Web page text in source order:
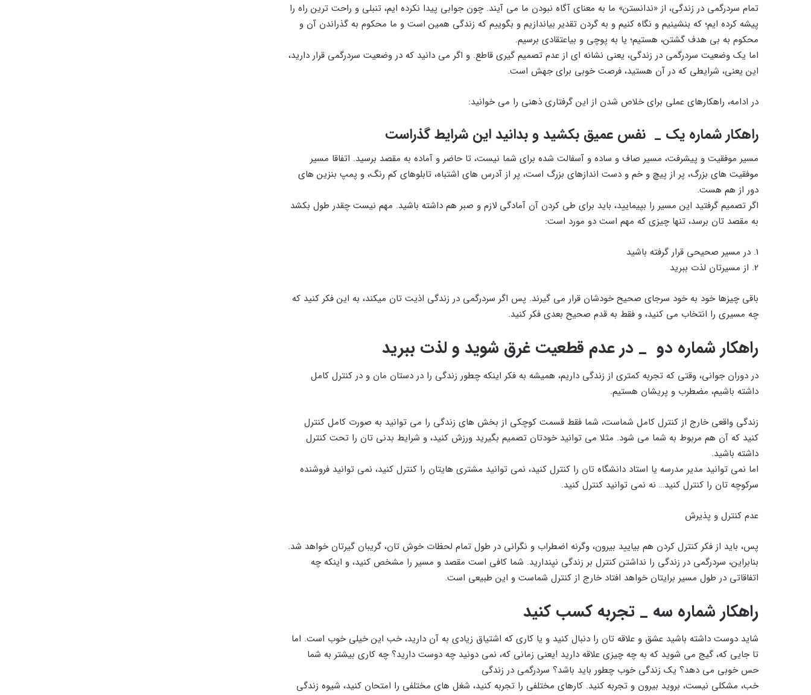
تمام سردرگمی‏ در زندگی، از «ندانستن» ما به معنای آگاه نبودن ما می‏ آیند. چون جوابی پیدا نکرده ایم، تنبلی و راحت‏ ترین راه را
پیشه کرده ‏ایم؛ که بنشینیم و نگاه کنیم و به گردن تقدیر بیاندازیم و بگوییم که زندگی همین است و ما محکوم به گذراندن آن و
محکوم به بی‏ هدف گشتن، هستیم؛ یا به پوچی و بی‏اعتقادی برسیم.
اما یک وضعیت سردرگمی در زندگی، یعنی نشانه ای از عدم تصمیم گیری قاطع. و اگر می دانید که در وضعیت سردرگمی قرار دارید،
این یعنی، شرایطی که در آن هستید، فرصت خوبی برای جهش است.
در ادامه، راهکارهای عملی برای خلاص شدن از این گرفتاری ذهنی را می خوانید:
راهکار شماره یک _ نفس عمیق بکشید و بدانید این شرایط گذراست
مسیر موفقیت و پیشرفت، مسیر صاف و ساده و آسفالت شده برای شما نیست، تا حاضر و آماده به مقصد برسید. اتفاقا مسیر
موفقیت های بزرگ، پر از پیچ و خم و دست اندازهای بزرگ است، پر از آدرس های اشتباه، تابلوهای کم رنگ، و پمپ بنزین های
دور از هم هست.
اگر تصمیم گرفتید این مسیر را بپیمایید، باید برای طی کردن آن آمادگی لازم و صبر هم داشته باشید. مهم نیست چقدر طول بکشد
به مقصد تان برسد، تنها چیزی که مهم است دو مورد است:
1. در مسیر صحیحی قرار گرفته باشید
2. از مسیرتان لذت ببرید
باقی چیزها خود به خود سرجای صحیح خودشان قرار می گیرند. پس اگر سردرگمی در زندگی اذیت تان میکند، به این فکر کنید که
چه مسیری را انتخاب می کنید، و فقط به قدم صحیح بعدی فکر کنید.
راهکار شماره دو _ در عدم قطعیت غرق شوید و لذت ببرید
در دوران جوانی، وقتی که تجربه کمتری از زندگی داریم، همیشه به فکر اینکه چطور زندگی را در دستان مان و در کنترل کامل
داشته باشیم، مضطرب و پریشان هستیم.
زندگی واقعی خارج از کنترل کامل شماست، شما فقط قسمت کوچکی از بخش های زندگی را می توانید به صورت کامل کنترل
کنید که آن هم مربوط به شما می شود. مثلا می توانید خودتان تصمیم بگیرید ورزش کنید، و شرایط بدنی تان را تحت کنترل
داشته باشید.
اما نمی توانید مدیر مدرسه یا استاد دانشگاه تان را کنترل کنید، نمی توانید مشتری هایتان را کنترل کنید، نمی توانید فروشنده
سرکوچه تان را کنترل کنید… نه نمی توانید کنترل کنید.
عدم کنترل و پذیرش
پس، باید از فکر کنترل کردن هم بیایید بیرون، وگرنه اضطراب و نگرانی در طول تمام لحظات خوش تان، گریبان گیرتان خواهد شد.
بنابراین، سردرگمی در زندگی را نداشتن کنترل بر زندگی نپندارید. شما کافی است مقصد و مسیر را مشخص کنید، و اینکه چه
اتفاقاتی در طول مسیر برایتان خواهد افتاد خارج از کنترل شماست و این طبیعی است.
راهکار شماره سه _ تجربه کسب کنید
شاید دوست داشته باشید عشق و علاقه تان را دنبال کنید و یا کاری که اشتیاق زیادی به آن دارید، خب این خیلی خوب است. اما
تا جایی که، گیج می شوید که به چه چیزی علاقه دارید !یعنی زمانی که، نمی دونید چه دوست دارید؟ چه کاری بیشتر به شما
حس خوبی می دهد؟ یک زندگی خوب چطور باید باشد؟ سردرگمی در زندگی
خب، مشکلی نیست، بروید بیرون و تجربه کنید. کارهای مختلفی را تجربه کنید، شغل های مختلفی را امتحان کنید، شیوه زندگی